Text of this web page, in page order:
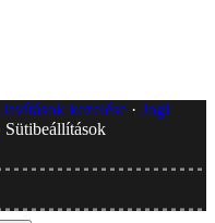
Javítások kezelése
Jogi
Sütibeállítások